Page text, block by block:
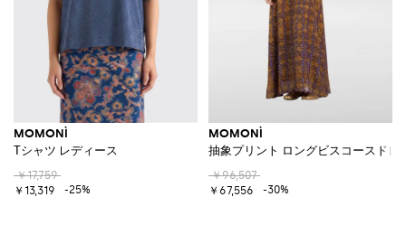
MOMONÌ
Tシャツ レディース
￥17,759
￥13,319
-25%
MOMONÌ
抽象プリント ロングビスコースド
￥96,507
￥67,556
-30%